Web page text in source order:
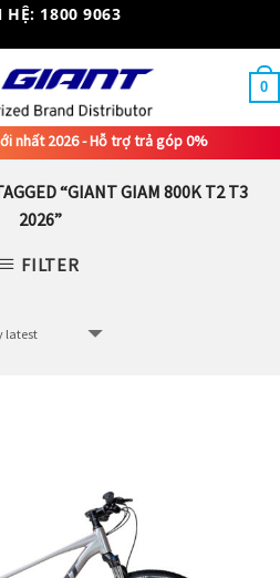
HỆ: 1800 9063
0
nhất 2026 - Hỗ trợ trả góp 0%
“GIANT GIAM 800K T2 T3
2026”
FILTER